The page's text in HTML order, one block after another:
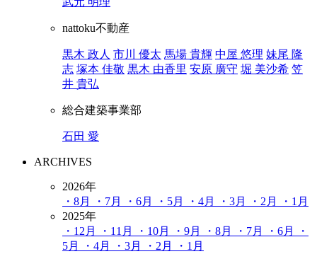
nattoku不動産
黒木 政人 市川 優太 馬場 貴輝 中屋 悠理 妹尾 隆
志 塚本 佳敬 黒木 由香里 安原 廣守 堀 美沙希 笠
井 貴弘
総合建築事業部
石田 愛
ARCHIVES
2026年
・8月
・7月 ・6月 ・5月 ・4月 ・3月 ・2月
・1月
2025年
・12月
・11月 ・10月 ・9月 ・8月 ・7月 ・6月
・
5月
・4月 ・3月 ・2月
・1月